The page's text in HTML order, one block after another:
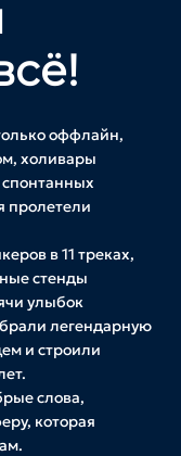
оффлайн,
холивары
пролетели
в 11 треках,
стенды
улыбок
легендарную
и строили
слова,
которая